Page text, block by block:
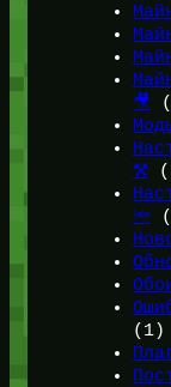
🎥
⚒️
🔦
(1)